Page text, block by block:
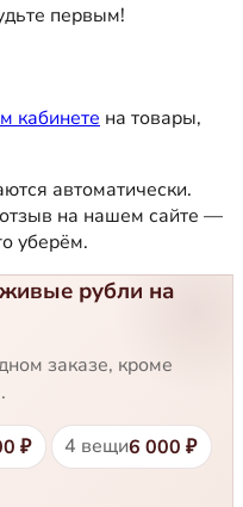
первым!
кабинете на товары,
автоматически.
на нашем сайте —
уберём.
рубли на
заказе, кроме
₽ 4 вещи6 000 ₽